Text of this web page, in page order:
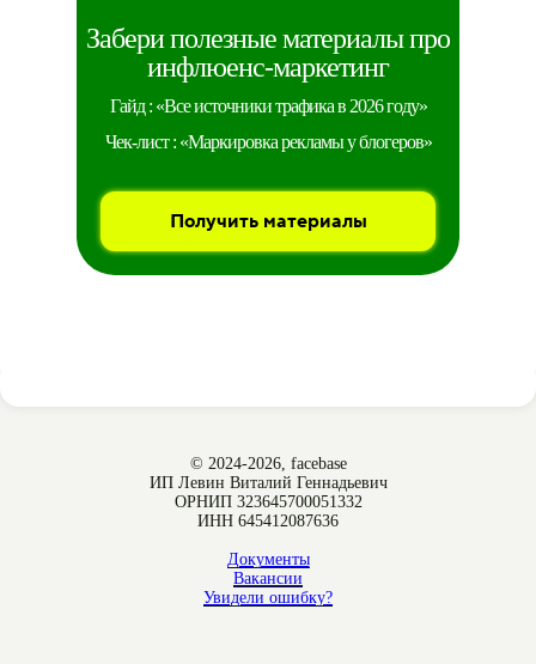
Гайд : «Все источники трафика в 2026 году»
Чек-лист : «Маркировка рекламы у блогеров»
Забери полезные материалы про
инфлюенс-маркетинг
Получить материалы
© 2024-2026, facebase
ИП Левин Виталий Геннадьевич
ОРНИП 323645700051332
ИНН 645412087636
Документы
Вакансии
Увидели ошибку?